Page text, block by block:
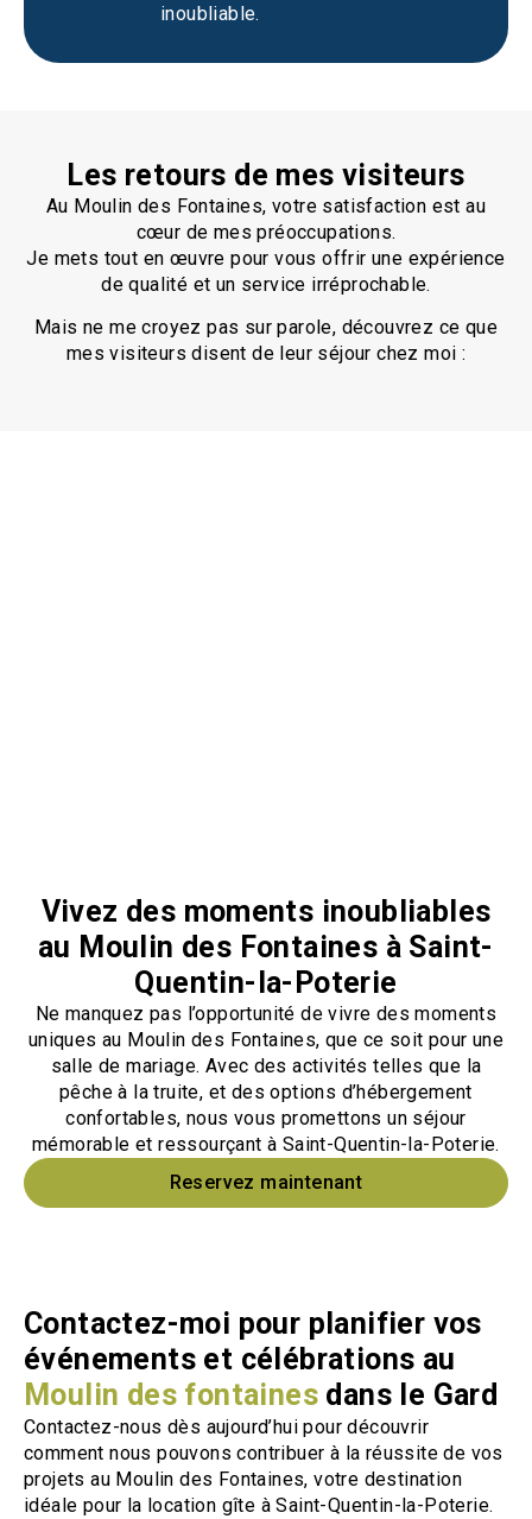
inoubliable.
Les retours de mes visiteurs
Au Moulin des Fontaines, votre satisfaction est au
cœur de mes préoccupations.
Je mets tout en œuvre pour vous offrir une expérience
de qualité et un service irréprochable.
Mais ne me croyez pas sur parole, découvrez ce que
mes visiteurs disent de leur séjour chez moi :
Vivez des moments inoubliables
au Moulin des Fontaines à Saint-
Quentin-la-Poterie
Ne manquez pas l’opportunité de vivre des moments
uniques au Moulin des Fontaines, que ce soit pour une
salle de mariage. Avec des activités telles que la
pêche à la truite, et des options d’hébergement
confortables, nous vous promettons un séjour
mémorable et ressourçant à Saint-Quentin-la-Poterie.
Reservez maintenant
Contactez-moi pour planifier vos
événements et célébrations au
Moulin des fontaines dans le Gard
Contactez-nous dès aujourd’hui pour découvrir
comment nous pouvons contribuer à la réussite de vos
projets au Moulin des Fontaines, votre destination
idéale pour la location gîte à Saint-Quentin-la-Poterie.